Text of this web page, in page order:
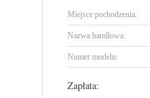
Miejsce pochodzenia:
Nazwa handlowa:
Numer modelu:
Zapłata: